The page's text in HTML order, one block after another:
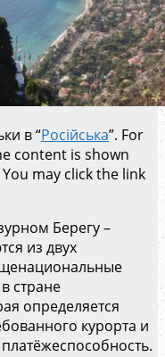
в “Російська”. For
content is shown
may click the link
Берегу –
из двух
стране
определяется
курорта и